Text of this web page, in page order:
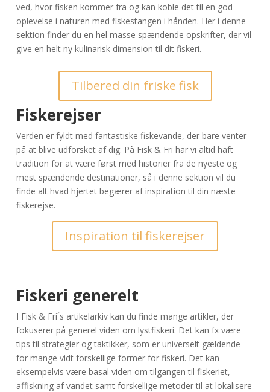
ved, hvor fisken kommer fra og kan koble det til en god
oplevelse i naturen med fiskestangen i hånden. Her i denne
sektion finder du en hel masse spændende opskrifter, der vil
give en helt ny kulinarisk dimension til dit fiskeri.
Tilbered din friske fisk
Fiskerejser
Verden er fyldt med fantastiske fiskevande, der bare venter
på at blive udforsket af dig. På Fisk & Fri har vi altid haft
tradition for at være først med historier fra de nyeste og
mest spændende destinationer, så i denne sektion vil du
finde alt hvad hjertet begærer af inspiration til din næste
fiskerejse.
Inspiration til fiskerejser
Fiskeri generelt
I Fisk & Fri´s artikelarkiv kan du finde mange artikler, der
fokuserer på generel viden om lystfiskeri. Det kan fx være
tips til strategier og taktikker, som er universelt gældende
for mange vidt forskellige former for fiskeri. Det kan
eksempelvis være basal viden om tilgangen til fiskeriet,
affiskning af vandet samt forskellige metoder til at lokalisere